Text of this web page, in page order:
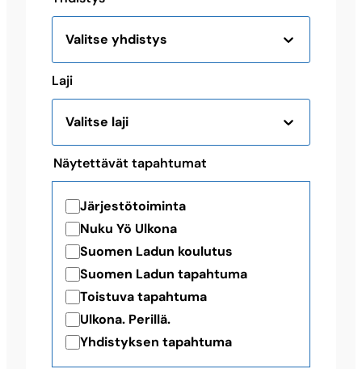
Valitse yhdistys
Laji
Valitse laji
Näytettävät tapahtumat
Järjestötoiminta
Nuku Yö Ulkona
Suomen Ladun koulutus
Suomen Ladun tapahtuma
Toistuva tapahtuma
Ulkona. Perillä.
Yhdistyksen tapahtuma